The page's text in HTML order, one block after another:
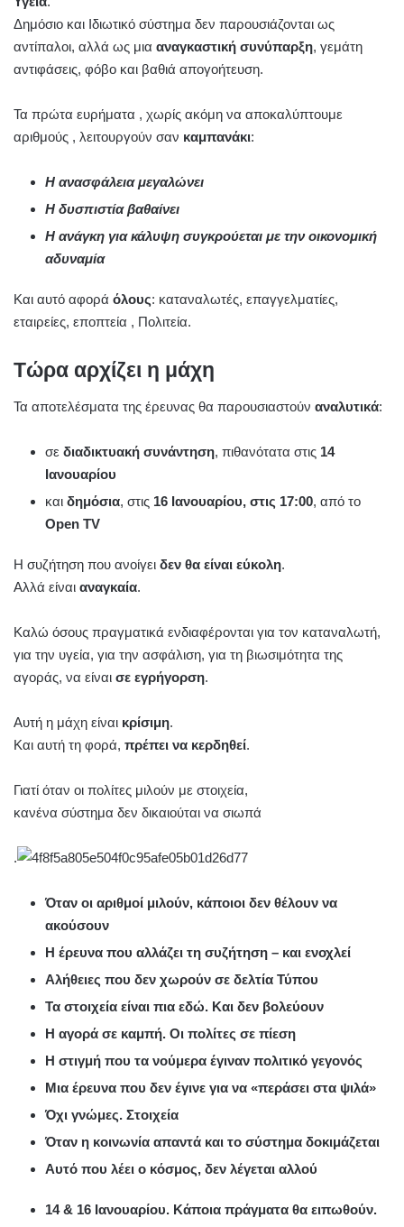
Δημόσιο και Ιδιωτικό σύστημα δεν παρουσιάζονται ως
αντίπαλοι, αλλά ως μια αναγκαστική συνύπαρξη, γεμάτη
αντιφάσεις, φόβο και βαθιά απογοήτευση.
Τα πρώτα ευρήματα , χωρίς ακόμη να αποκαλύπτουμε
αριθμούς , λειτουργούν σαν καμπανάκι:
Η ανασφάλεια μεγαλώνει
Η δυσπιστία βαθαίνει
Η ανάγκη για κάλυψη συγκρούεται με την οικονομική
αδυναμία
Και αυτό αφορά όλους: καταναλωτές, επαγγελματίες,
εταιρείες, εποπτεία , Πολιτεία.
Τώρα αρχίζει η μάχη
Τα αποτελέσματα της έρευνας θα παρουσιαστούν αναλυτικά:
σε διαδικτυακή συνάντηση, πιθανότατα στις 14
Ιανουαρίου
και δημόσια, στις 16 Ιανουαρίου, στις 17:00, από το
Open TV
Η συζήτηση που ανοίγει δεν θα είναι εύκολη.
Αλλά είναι αναγκαία.
Καλώ όσους πραγματικά ενδιαφέρονται για τον καταναλωτή,
για την υγεία, για την ασφάλιση, για τη βιωσιμότητα της
αγοράς, να είναι σε εγρήγορση.
Αυτή η μάχη είναι κρίσιμη.
Και αυτή τη φορά, πρέπει να κερδηθεί.
Γιατί όταν οι πολίτες μιλούν με στοιχεία,
κανένα σύστημα δεν δικαιούται να σιωπά
.
Όταν οι αριθμοί μιλούν, κάποιοι δεν θέλουν να
ακούσουν
Η έρευνα που αλλάζει τη συζήτηση – και ενοχλεί
Αλήθειες που δεν χωρούν σε δελτία Τύπου
Τα στοιχεία είναι πια εδώ. Και δεν βολεύουν
Η αγορά σε καμπή. Οι πολίτες σε πίεση
Η στιγμή που τα νούμερα έγιναν πολιτικό γεγονός
Μια έρευνα που δεν έγινε για να «περάσει στα ψιλά»
Όχι γνώμες. Στοιχεία
Όταν η κοινωνία απαντά και το σύστημα δοκιμάζεται
Αυτό που λέει ο κόσμος, δεν λέγεται αλλού
14 & 16 Ιανουαρίου. Κάποια πράγματα θα ειπωθούν.